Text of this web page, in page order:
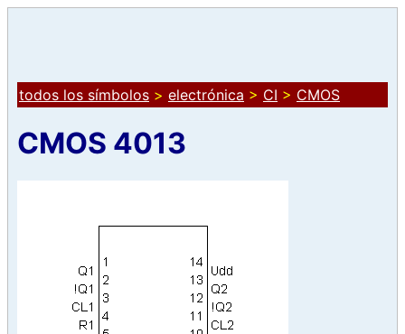
todos los símbolos > electrónica > CI > CMOS
CMOS 4013